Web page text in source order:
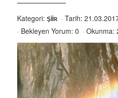
Kategori: ŞIIR Tarih:
Bekleyen Yorum: 0
Okunma: